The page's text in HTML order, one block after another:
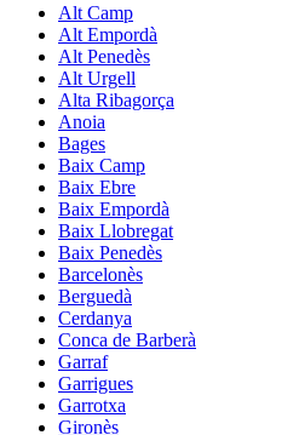
Alt Camp
Alt Empordà
Alt Penedès
Alt Urgell
Alta Ribagorça
Anoia
Bages
Baix Camp
Baix Ebre
Baix Empordà
Baix Llobregat
Baix Penedès
Barcelonès
Berguedà
Cerdanya
Conca de Barberà
Garraf
Garrigues
Garrotxa
Gironès